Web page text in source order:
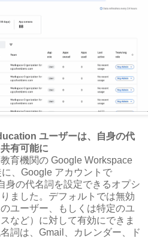
ユーザーは、自身の代
有可能に
育機関の Google Workspace
、Google アカウントで
身の代名詞を設定できるオプシ
ました。デフォルトでは無効
ユーザー、もしくは特定のユ
など）に対して有効にできま
詞は、Gmail、カレンダー、ド